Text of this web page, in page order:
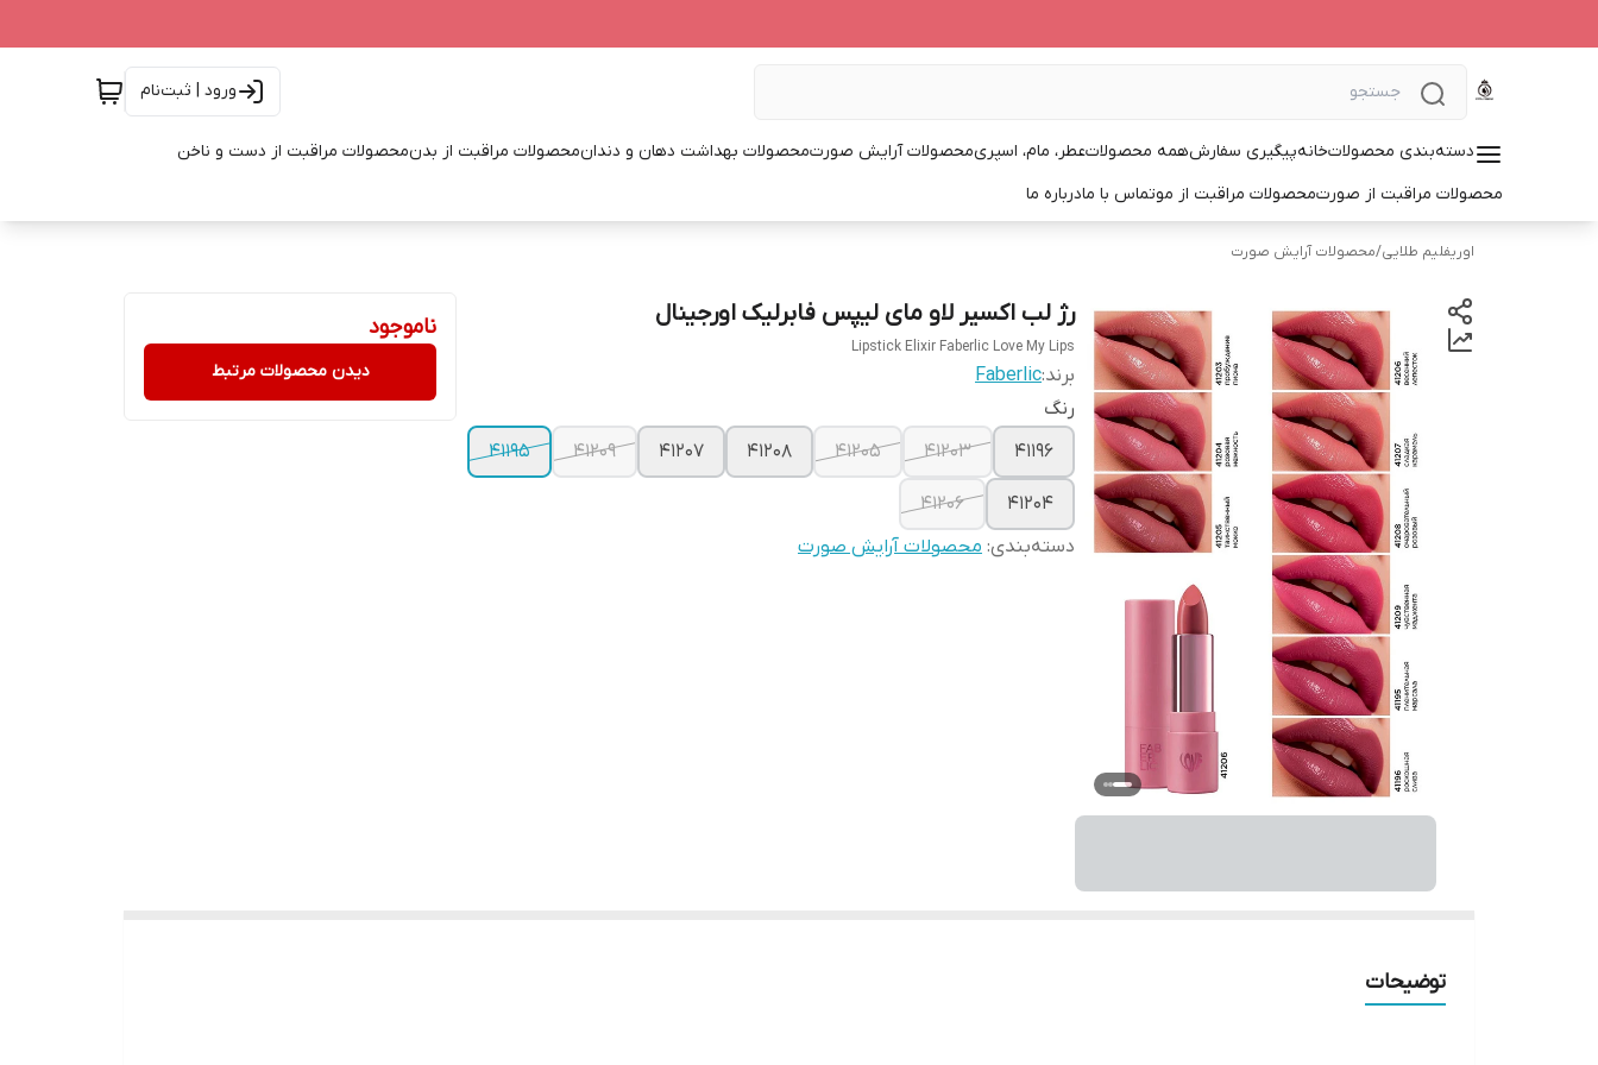
ورود | ثبت‌نام
دسته‌بندی محصولاتخانهپیگیری سفارشهمه محصولاتعطر، مام، اسپریمحصولات آرایش صورتمحصولات بهداشت دهان و دندانمحصولات مراقبت از بدنمحصولات مراقبت از دست و ناخن
محصولات مراقبت از صورتمحصولات مراقبت از موتماس با مادرباره ما
اوریفلیم طلایی/محصولات آرایش صورت
رژ لب اکسیر لاو مای لیپس فابرلیک اورجینال
Lipstick Elixir Faberlic Love My Lips
برند:Faberlic
رنگ
41196
41203
41205
41208
41207
41209
41195
41204
41206
دسته‌بندی: محصولات آرایش صورت
ناموجود
دیدن محصولات مرتبط
توضیحات